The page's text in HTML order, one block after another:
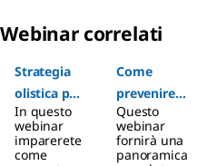
Webinar correlati
Strategia
olistica per
formulazio
ni di
anticorpi
In questo
webinar
imparerete
come
Come
prevenire
l'aggregazi
one delle
proteine
Questo
webinar
fornirà una
panoramica